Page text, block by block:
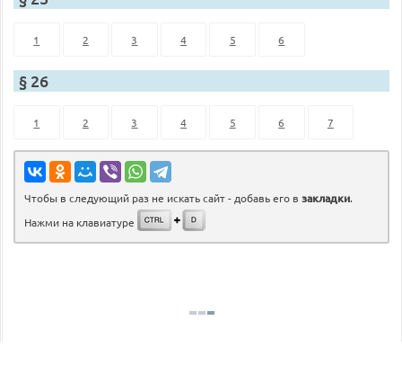
1 2 3 4 5 6
§ 26
1 2 3 4 5 6 7
Чтобы в следующий раз не искать сайт - добавь его в закладки.
Нажми на клавиатуре